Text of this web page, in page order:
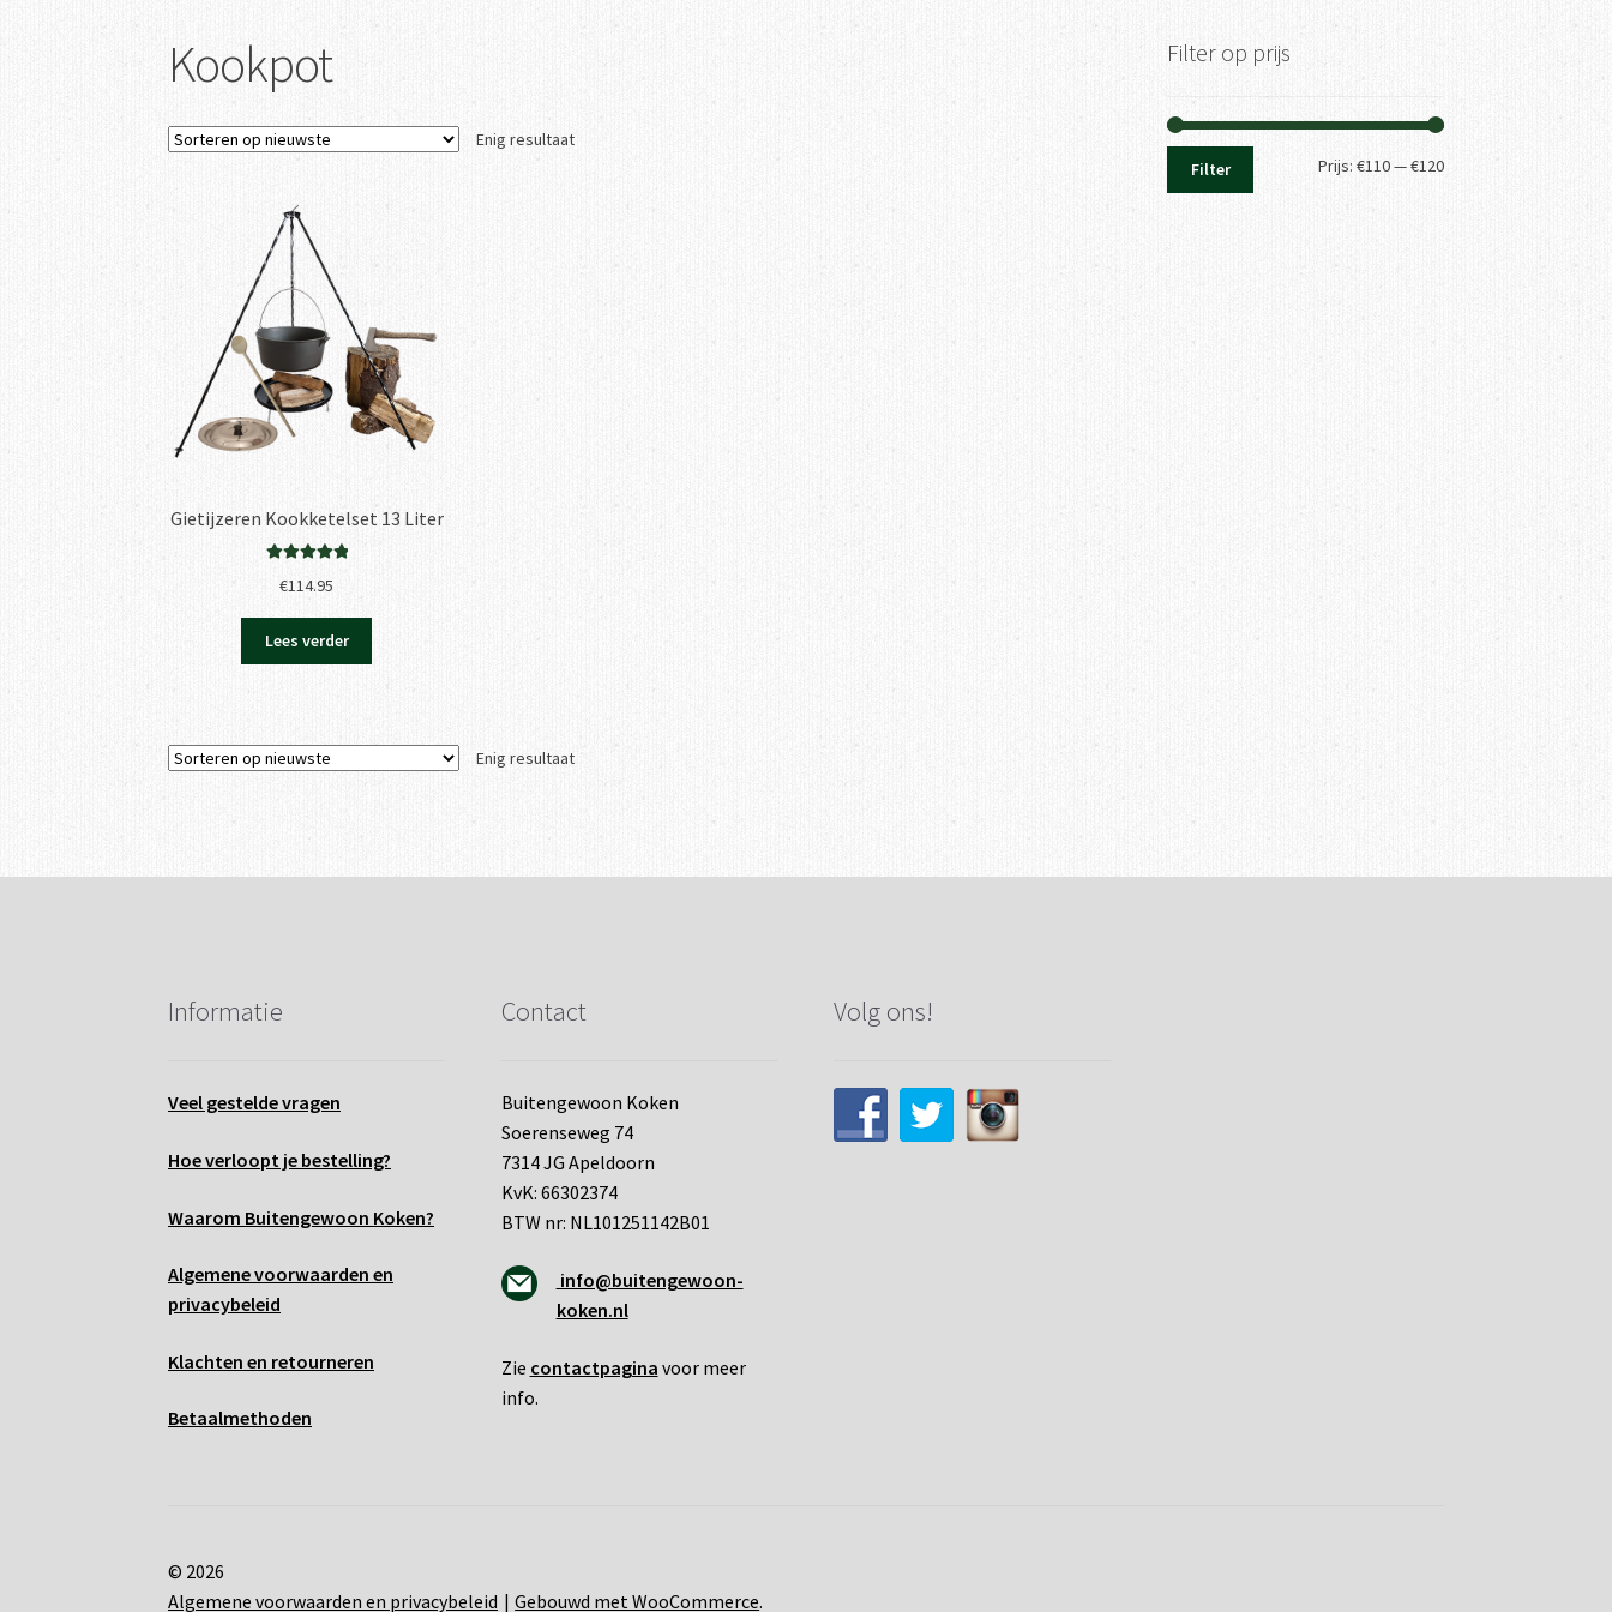
Kookpot
Enig resultaat
Gietijzeren Kookketelset 13 Liter
5.00 uit 5
€114.95
Lees verder
Enig resultaat
Filter op prijs
Min.
Max.
Filter Prijs: €110—€120
Informatie
Veel gestelde vragen
Hoe verloopt je bestelling?
Waarom Buitengewoon Koken?
Algemene voorwaarden en
privacybeleid
Klachten en retourneren
Betaalmethoden
Contact
Buitengewoon Koken
Soerenseweg 74
7314 JG Apeldoorn
KvK: 66302374
BTW nr: NL101251142B01
info@buitengewoon-
koken.nl
Zie contactpagina voor meer
info.
Volg ons!
© 2026
Algemene voorwaarden en privacybeleid
Gebouwd met WooCommerce.